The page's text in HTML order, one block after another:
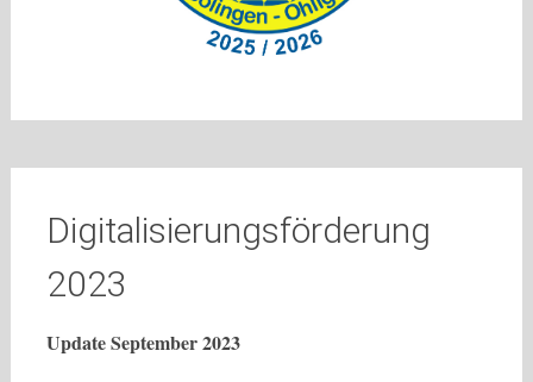
Digitalisierungsförderung
2023
Update September 2023